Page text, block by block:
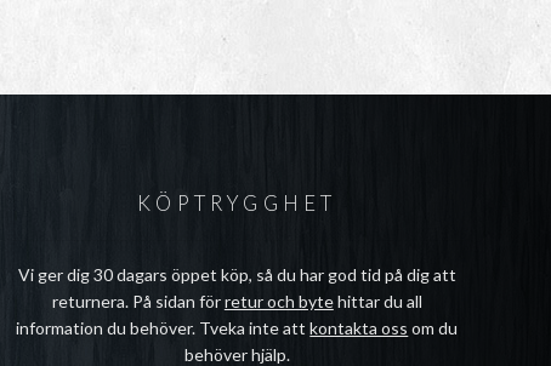
KÖPTRYGGHET
Vi ger dig 30 dagars öppet köp, så du har god tid på dig att
returnera. På sidan förretur och bytehittar du all
information du behöver. Tveka inte attkontakta oss om du
behöver hjälp.